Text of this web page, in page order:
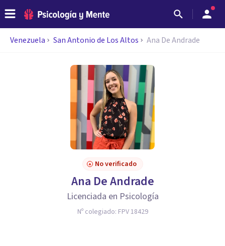
Venezuela San Antonio de Los Altos Ana De Andrade
No verificado
Ana De Andrade
Licenciada en Psicología
Nº colegiado: FPV 18429